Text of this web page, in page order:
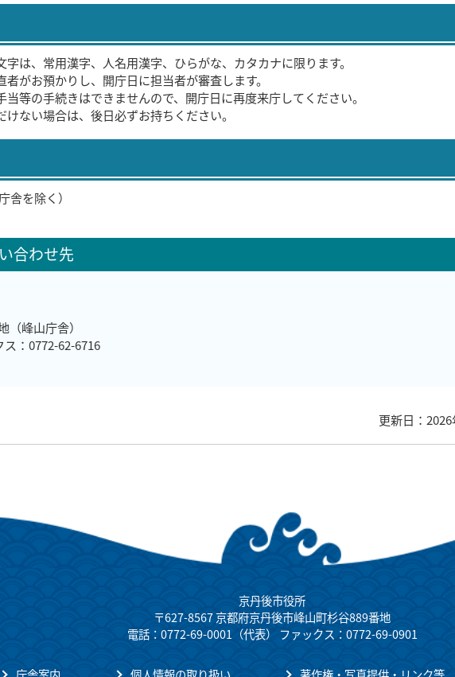
は、常用漢字、人名用漢字、ひらがな、カタカナに限ります。
がお預かりし、開庁日に担当者が審査します。
等の手続きはできませんので、開庁日に再度来庁してください。
ない場合は、後日必ずお持ちください。
舎を除く）
合わせ先
峰山庁舎）
：0772-62-6716
更新日：
京丹後市役所
〒627-8567 京都府京丹後市峰山町杉谷889番地
電話：0772-69-0001（代表） ファックス：0772-69-0901